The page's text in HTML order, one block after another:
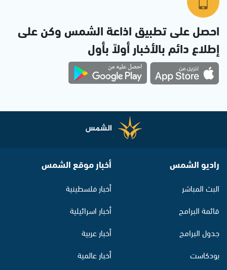
احصل على تطبيق اذاعة الشمس وكن على
إطلاع دائم بالأخبار أولاً بأول
راديو الشمس
البث المباشر
قائمة البرامج
جدول البرامج
بودكاست
أخبار موقع الشمس
أخبار فلسطينية
أخبار اسرائيلية
أخبار عربية
أخبار عالمية